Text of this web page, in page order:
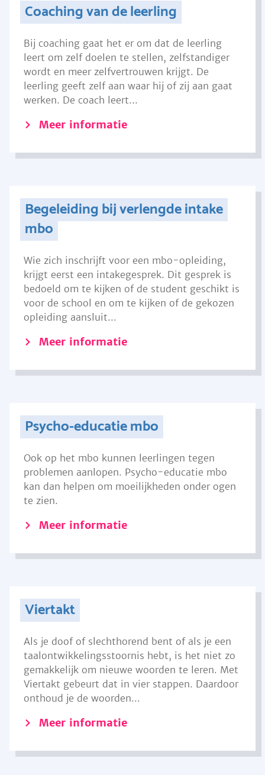
Coaching van de leerling
Bij coaching gaat het er om dat de leerling
leert om zelf doelen te stellen, zelfstandiger
wordt en meer zelfvertrouwen krijgt. De
leerling geeft zelf aan waar hij of zij aan gaat
werken. De coach leert...
Meer informatie
Begeleiding bij verlengde intake
mbo
Wie zich inschrijft voor een mbo-opleiding,
krijgt eerst een intakegesprek. Dit gesprek is
bedoeld om te kijken of de student geschikt is
voor de school en om te kijken of de gekozen
opleiding aansluit...
Meer informatie
Psycho-educatie mbo
Ook op het mbo kunnen leerlingen tegen
problemen aanlopen. Psycho-educatie mbo
kan dan helpen om moeilijkheden onder ogen
te zien.
Meer informatie
Viertakt
Als je doof of slechthorend bent of als je een
taalontwikkelingsstoornis hebt, is het niet zo
gemakkelijk om nieuwe woorden te leren. Met
Viertakt gebeurt dat in vier stappen. Daardoor
onthoud je de woorden...
Meer informatie